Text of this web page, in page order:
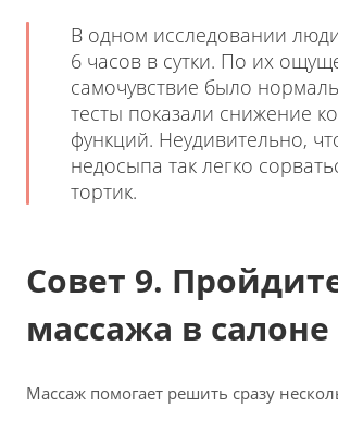
В одном исследовании
6 часов в сутки. По их
самочувствие было
тесты показали снижение
функций. Неудивительно,
недосыпа так легко
тортик.
Совет 9.
массажа в салоне
Массаж помогает решить сразу